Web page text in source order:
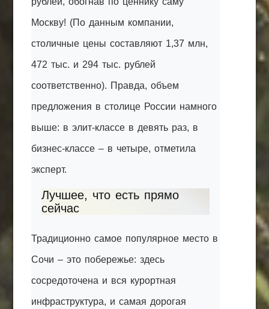
Москву! (По данным компании,
столичные цены составляют 1,37 млн,
472 тыс. и 294 тыс. рублей
соответственно). Правда, объем
предложения в столице России намного
выше: в элит-классе в девять раз, в
бизнес-классе – в четыре, отметила
эксперт.
Лучшее, что есть прямо
сейчас
Традиционно самое популярное место в
Сочи – это побережье: здесь
сосредоточена и вся курортная
инфраструктура, и самая дорогая